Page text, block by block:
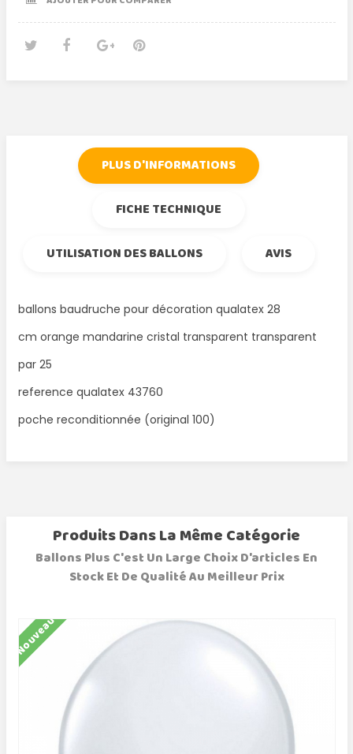
PLUS D'INFORMATIONS
FICHE TECHNIQUE
UTILISATION DES BALLONS
AVIS
ballons baudruche pour décoration qualatex 28
cm orange mandarine cristal transparent transparent
par 25
reference qualatex 43760
poche reconditionnée (original 100)
Produits Dans La Même Catégorie
Ballons Plus C'est Un Large Choix D'articles En
Stock Et De Qualité Au Meilleur Prix
Nouveau